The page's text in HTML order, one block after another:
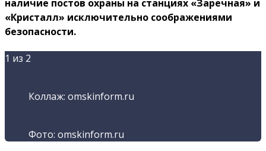
наличие постов охраны на станциях «Заречная» и
«Кристалл» исключительно соображениями
безопасности.
1 из 2
Коллаж: omskinform.ru
Фото: omskinform.ru